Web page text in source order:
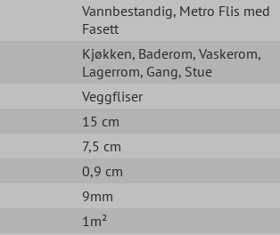
Vannbestandig, Metro Flis med
Fasett
Kjøkken, Baderom, Vaskerom,
Lagerrom, Gang, Stue
Veggfliser
15 cm
7,5 cm
0,9 cm
9mm
1m²